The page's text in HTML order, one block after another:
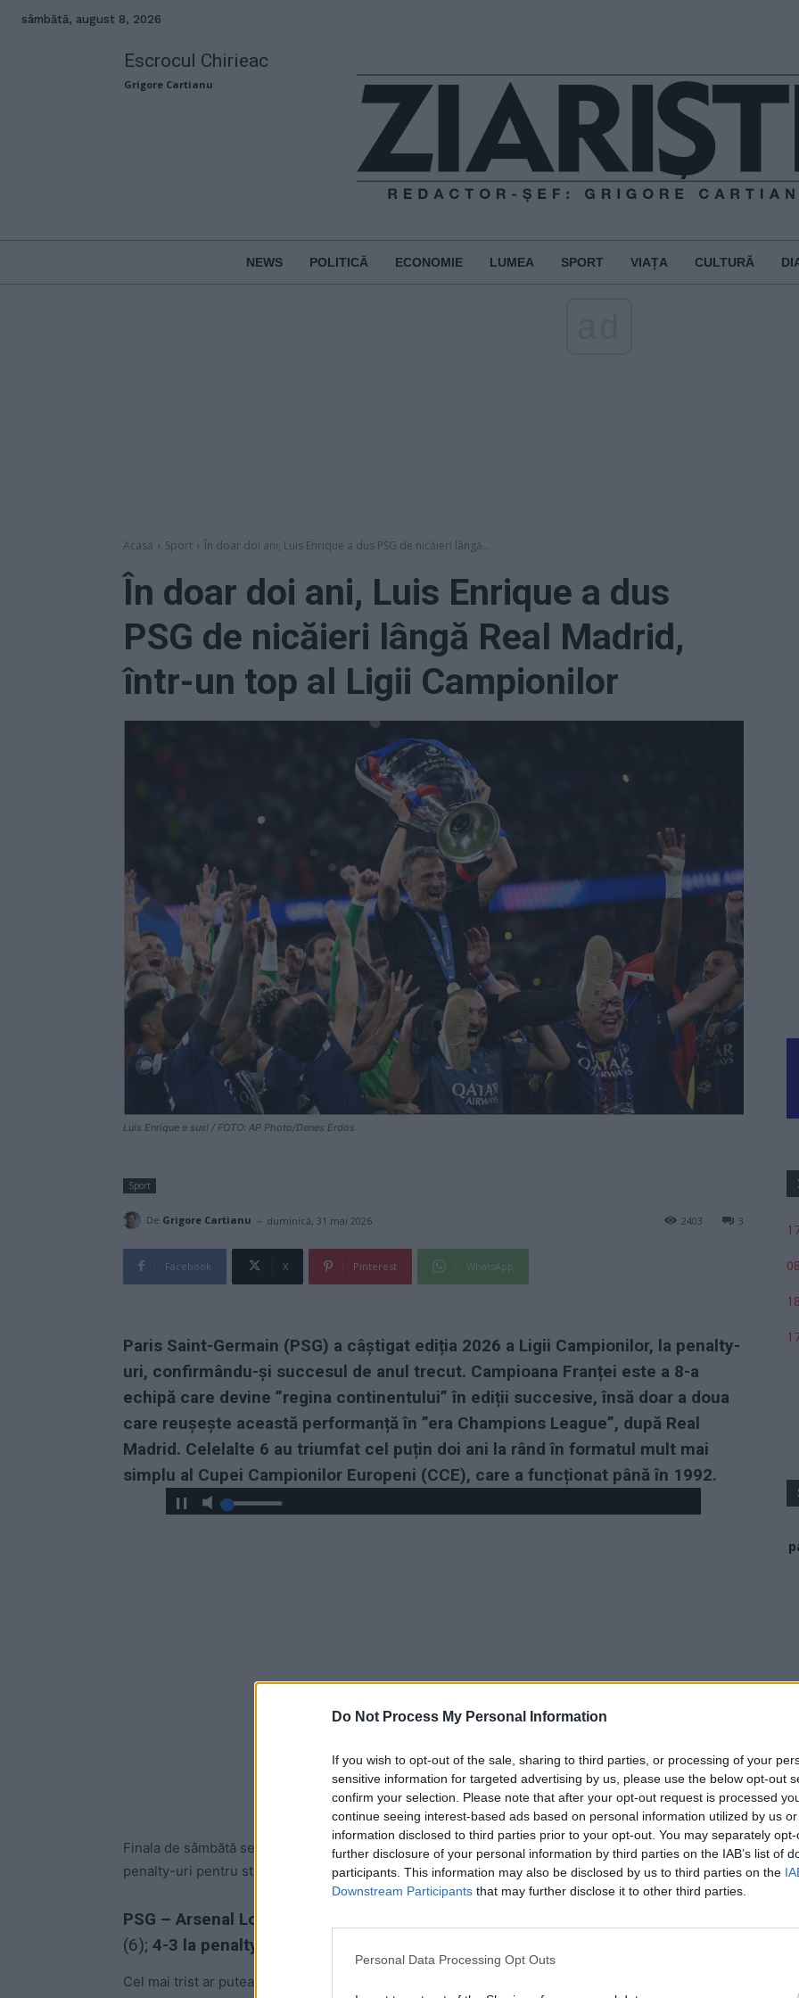
Do Not Process My Personal Information
If you wish to opt-out of the sale, sharing to third parties, or processing of your
sensitive information for targeted advertising by us, please use the below opt-out
confirm your selection. Please note that after your opt-out request is processed
continue seeing interest-based ads based on personal information utilized by us
information disclosed to third parties prior to your opt-out. You may separately
further disclosure of your personal information by third parties on the IAB’s list of
participants. This information may also be disclosed by us to third parties on the
Downstream Participants that may further disclose it to other third parties.
Personal Data Processing Opt Outs
sâmbătă, august 8, 2026
Escrocul Chirieac
Grigore Cartianu
NEWS POLITICĂ ECONOMIE LUMEA SPORT VIAȚA CULTURĂ
Acasă Sport În doar doi ani, Luis Enrique a dus PSG de nicăieri lângă...
În doar doi ani, Luis Enrique a dus
PSG de nicăieri lângă Real Madrid,
într-un top al Ligii Campionilor
Luis Enrique e sus! / FOTO: AP Photo/Denes Erdos
Sport
De Grigore Cartianu - duminică, 31 mai 2026 3
2403
Facebook X Pinterest WhatsApp
Paris Saint-Germain (PSG) a câștigat ediția 2026 a Ligii Campionilor, la penalty-
uri, confirmându-și succesul de anul trecut. Campioana Franței este a 8-a
echipă care devine ”regina continentului” în ediții succesive, însă doar a doua
care reușește această performanță în ”era Champions League”, după Real
Madrid. Celelalte 6 au triumfat cel puțin doi ani la rând în formatul mult mai
simplu al Cupei Campionilor Europeni (CCE), care a funcționat până în 1992.
Finala de sâmbătă seara, de la Budapesta, n-a putut fi tranșată nici în prelungiri, fiind nevoie de
penalty-uri pentru stabilirea campioanei:
PSG – Arsenal Londra 1-1, după prelungiri:
(6); 4-3 la penalty-uri.
Cel mai trist ar putea fi portarul lui Arsenal, David Raya. Spaniolul a reușit să apere un penalty, pe